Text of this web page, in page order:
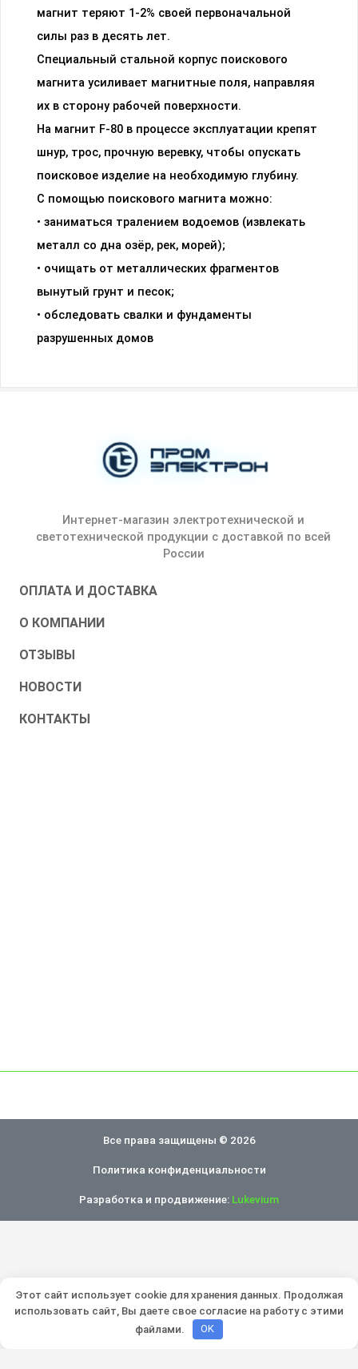
магнит теряют 1-2% своей первоначальной
силы раз в десять лет.
Специальный стальной корпус поискового
магнита усиливает магнитные поля, направляя
их в сторону рабочей поверхности.
На магнит F-80 в процессе эксплуатации крепят
шнур, трос, прочную веревку, чтобы опускать
поисковое изделие на необходимую глубину.
С помощью поискового магнита можно:
• заниматься тралением водоемов (извлекать
металл со дна озёр, рек, морей);
• очищать от металлических фрагментов
вынутый грунт и песок;
• обследовать свалки и фундаменты
разрушенных домов
Интернет-магазин электротехнической и
светотехнической продукции с доставкой по всей
России
ОПЛАТА И ДОСТАВКА
О КОМПАНИИ
ОТЗЫВЫ
НОВОСТИ
КОНТАКТЫ
Все права защищены © 2026
Политика конфиденциальности
Разработка и продвижение: Lukevium
Этот сайт использует cookie для хранения данных. Продолжая
использовать сайт, Вы даете свое согласие на работу с этими
файлами.
OK